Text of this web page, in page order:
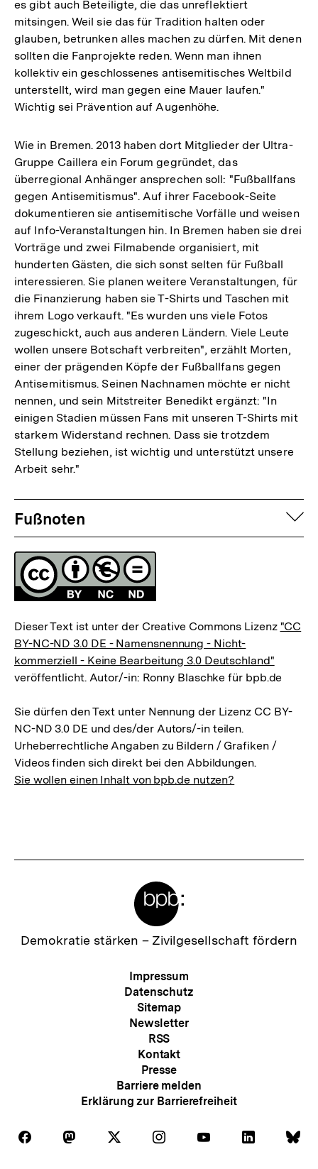
es gibt auch Beteiligte, die das unreflektiert
mitsingen. Weil sie das für Tradition halten oder
glauben, betrunken alles machen zu dürfen. Mit denen
sollten die Fanprojekte reden. Wenn man ihnen
kollektiv ein geschlossenes antisemitisches Weltbild
unterstellt, wird man gegen eine Mauer laufen."
Wichtig sei Prävention auf Augenhöhe.
Wie in Bremen. 2013 haben dort Mitglieder der Ultra-
Gruppe Caillera ein Forum gegründet, das
überregional Anhänger ansprechen soll: "Fußballfans
gegen Antisemitismus". Auf ihrer Facebook-Seite
dokumentieren sie antisemitische Vorfälle und weisen
auf Info-Veranstaltungen hin. In Bremen haben sie drei
Vorträge und zwei Filmabende organisiert, mit
hunderten Gästen, die sich sonst selten für Fußball
interessieren. Sie planen weitere Veranstaltungen, für
die Finanzierung haben sie T-Shirts und Taschen mit
ihrem Logo verkauft. "Es wurden uns viele Fotos
zugeschickt, auch aus anderen Ländern. Viele Leute
wollen unsere Botschaft verbreiten", erzählt Morten,
einer der prägenden Köpfe der Fußballfans gegen
Antisemitismus. Seinen Nachnamen möchte er nicht
nennen, und sein Mitstreiter Benedikt ergänzt: "In
einigen Stadien müssen Fans mit unseren T-Shirts mit
starkem Widerstand rechnen. Dass sie trotzdem
Stellung beziehen, ist wichtig und unterstützt unsere
Arbeit sehr."
Fussnoten
Fußnoten
Lizenz
Dieser Text ist unter der Creative Commons Lizenz "CC
BY-NC-ND 3.0 DE - Namensnennung - Nicht-
kommerziell - Keine Bearbeitung 3.0 Deutschland"
veröffentlicht. Autor/-in: Ronny Blaschke für bpb.de
Sie dürfen den Text unter Nennung der Lizenz CC BY-
NC-ND 3.0 DE und des/der Autors/-in teilen.
Urheberrechtliche Angaben zu Bildern / Grafiken /
Videos finden sich direkt bei den Abbildungen.
Sie wollen einen Inhalt von bpb.de nutzen?
Zur
Demokratie stärken – Zivilgesellschaft fördern
Meta-
Navigation
Impressum
Datenschutz
Sitemap
Newsletter
RSS
Kontakt
Presse
Barriere melden
Erklärung zur Barrierefreiheit
Folgen
Auf
Folgen Folgen Folgen
Auf
Folgen Folgen